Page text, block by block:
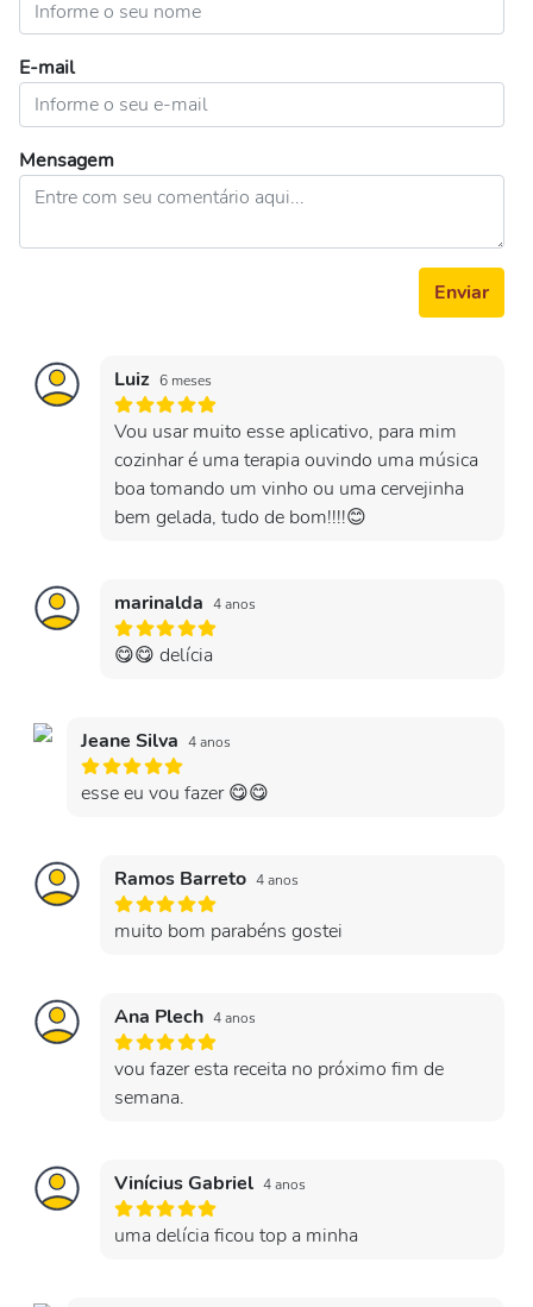
E-mail
Mensagem
Enviar
Luiz 6 meses
Vou usar muito esse aplicativo, para mim
cozinhar é uma terapia ouvindo uma música
boa tomando um vinho ou uma cervejinha
bem gelada, tudo de bom!!!!😊
marinalda 4 anos
😋😋 delícia
Jeane Silva 4 anos
esse eu vou fazer 😋😋
Ramos Barreto 4 anos
muito bom parabéns gostei
Ana Plech 4 anos
vou fazer esta receita no próximo fim de
semana.
Vinícius Gabriel 4 anos
uma delícia ficou top a minha